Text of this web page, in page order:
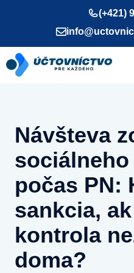
(+421)
Návšteva
počas PN:
sankcia,
kontrola
doma?